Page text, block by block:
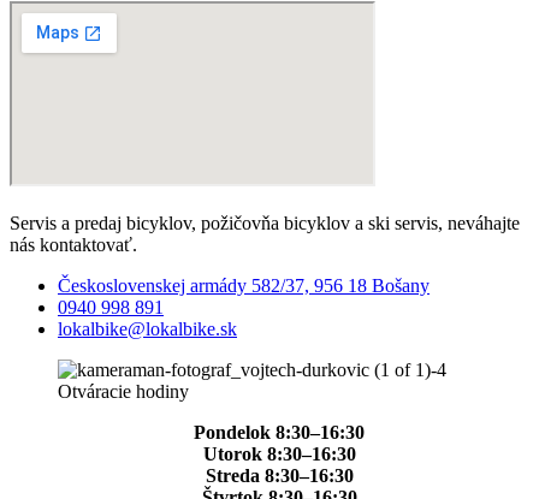
Servis a predaj bicyklov, požičovňa bicyklov a ski servis, neváhajte
nás kontaktovať.
Československej armády 582/37, 956 18 Bošany
0940 998 891
lokalbike@lokalbike.sk
Otváracie hodiny
Pondelok 8:30–16:30
Utorok 8:30–16:30
Streda 8:30–16:30